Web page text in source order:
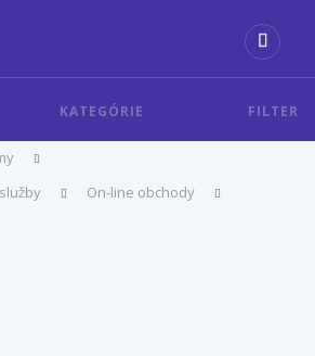
KATEGÓRIE FILTER
On-line obchody